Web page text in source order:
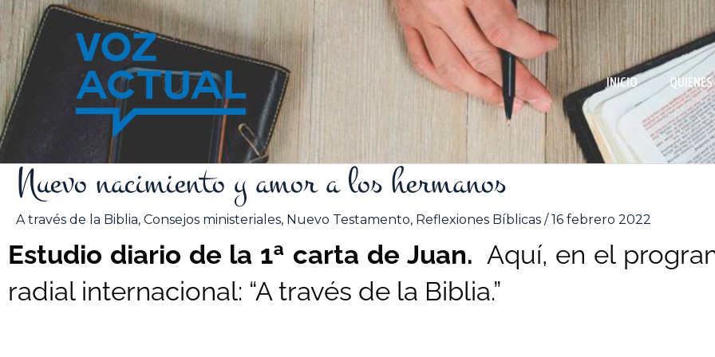
contenido
INICIO
Nuevo nacimiento y amor a los hermanos
A través de la Biblia, Consejos ministeriales, Nuevo Testamento, Reflexiones Bíblicas /16 febrero 2022
Estudio diario de la 1ª carta de Juan. Aquí, en el
radial internacional: “A través de la Biblia.”